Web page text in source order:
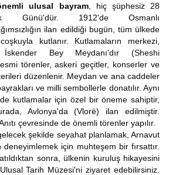
ulusal bayram, hiç şüphesiz 28
Günü'dür. 1912'de Osmanlı
ilan edildiği bugün, tüm ülkede
kutlanır. Kutlamaların merkezi,
Bey Meydanı'dır (Sheshi
törenler, askeri geçitler, konserler ve
düzenlenir. Meydan ve ana caddeler
ve milli sembollerle donatılır. Aynı
kutlamalar için özel bir öneme sahiptir,
Avlonya'da (Vlorë) ilan edilmiştir.
çevresinde de önemli törenler yapılır.
şekilde seyahat planlamak, Arnavut
için muhteşem bir fırsattır.
sonra, ülkenin kuruluş hikayesini
Tarih Müzesi'ni ziyaret edebilirsiniz.